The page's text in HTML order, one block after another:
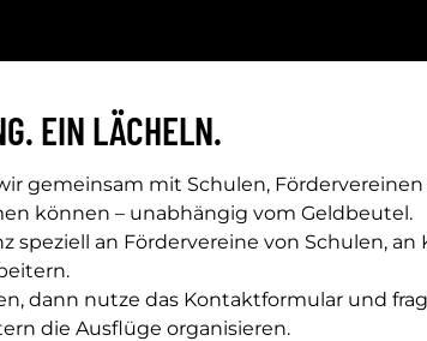
EIN LÄCHELN.
gemeinsam mit Schulen,
können – unabhängig vom Geldbeutel.
speziell an Fördervereine von Schulen,
dann nutze das Kontaktformular und
die Ausflüge organisieren.